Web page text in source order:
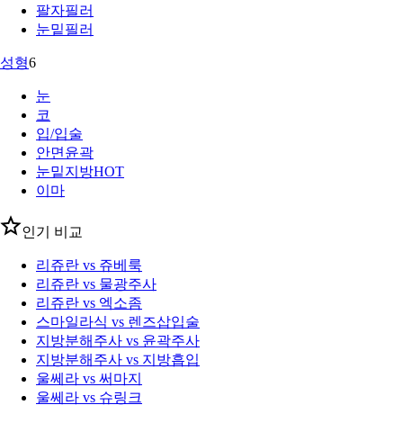
팔자필러
눈밑필러
성형6
눈
코
입/입술
안면윤곽
눈밑지방HOT
이마
인기 비교
리쥬란 vs 쥬베룩
리쥬란 vs 물광주사
리쥬란 vs 엑소좀
스마일라식 vs 렌즈삽입술
지방분해주사 vs 윤곽주사
지방분해주사 vs 지방흡입
울쎄라 vs 써마지
울쎄라 vs 슈링크